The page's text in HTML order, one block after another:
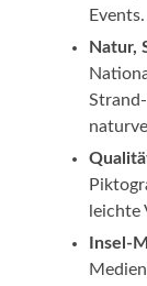
Events.
Natur,
leichte